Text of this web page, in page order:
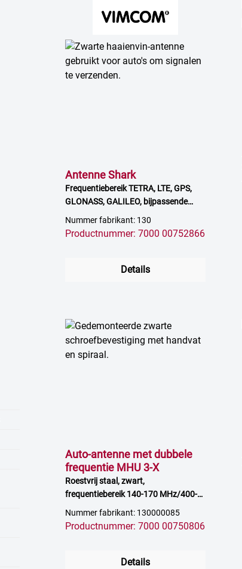
Antenne Shark
Frequentiebereik TETRA, LTE, GPS,
GLONASS, GALILEO, bijpassende
doos, 3,0 m kabel, 3-punts klauw
Nummer fabrikant: 130
Productnummer: 7000 00752866
Details
Auto-antenne met dubbele
frequentie MHU 3-X
Roestvrij staal, zwart,
frequentiebereik 140-170 MHz/400-
480 MHz, 0 dB, 3 dB versterking
Nummer fabrikant: 130000085
Productnummer: 7000 00750806
Details